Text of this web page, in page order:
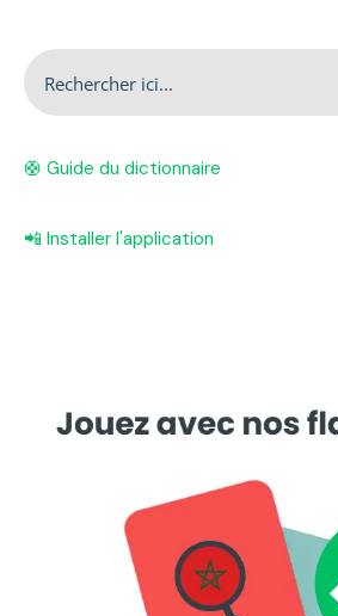
🛟 Guide du dictionnaire
📲 Installer l'application